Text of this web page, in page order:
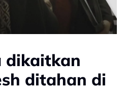
dikaitkan
ditahan di